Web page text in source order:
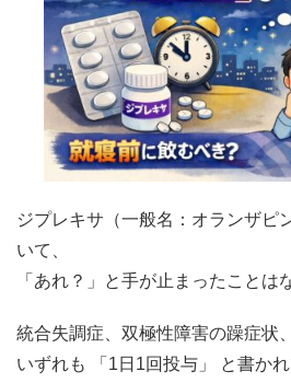
ジプレキサ（一般名：オランザピ
いて、
「あれ？」と手が止まったことは
統合失調症、双極性障害の躁症
いずれも 「1日1回投与」 と書か